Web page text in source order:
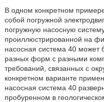
В одном конкретном
собой погружной
погружную насосную
проиллюстрированной на
насосная система 40 может
разных форм с разными
требований, связанных с
конкретном варианте
насосная система 40
пробуренном в